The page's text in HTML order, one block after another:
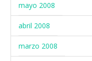
mayo 2008
abril 2008
marzo 2008